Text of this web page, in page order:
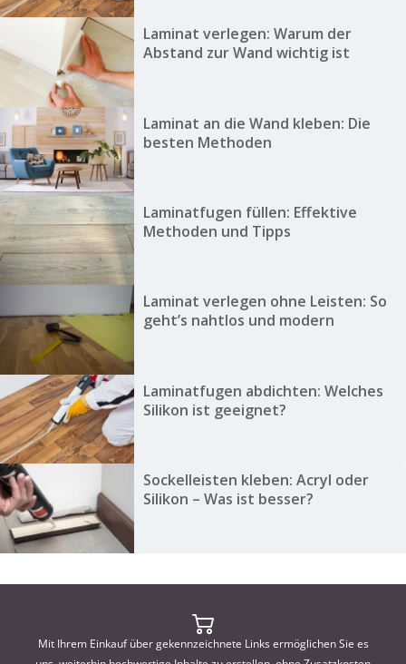
Laminat verlegen: Warum der
Abstand zur Wand wichtig ist
Laminat an die Wand kleben: Die
besten Methoden
Laminatfugen füllen: Effektive
Methoden und Tipps
Laminat verlegen ohne Leisten: So
geht’s nahtlos und modern
Laminatfugen abdichten: Welches
Silikon ist geeignet?
Sockelleisten kleben: Acryl oder
Silikon – Was ist besser?
Mit Ihrem Einkauf über gekennzeichnete Links ermöglichen Sie es